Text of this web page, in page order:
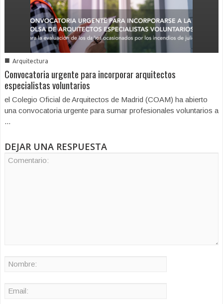
■ Arquitectura
Convocatoria urgente para incorporar arquitectos
especialistas voluntarios
el Colegio Oficial de Arquitectos de Madrid (COAM) ha abierto
una convocatoria urgente para sumar profesionales voluntarios a
...
DEJAR UNA RESPUESTA